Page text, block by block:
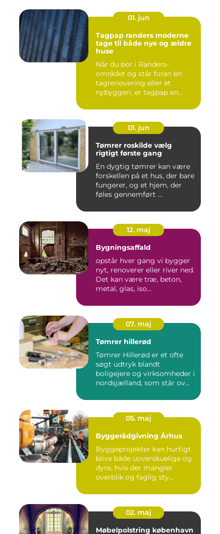
01. jun
Tagpap randers moderne
tage til både nye og ældre
huse
Når du bor i Randers-
området og står foran en
tagrenovering eller et
nybyggeri, er tagpap en
01. jun
Tømrer roskilde vælg
rigtigt første gang
En dygtig tømrer kan være
forskellen på et hus, der bare
fungerer, og et hjem, der
føles gennemført ...
12. maj
Bygningsaffald
opstår hver gang vi bygger
nyt, renoverer eller river ned.
Det kan være træ, beton,
metal, glas, iso...
07. maj
Tømrer hillerød
Tømrer Hillerød er et ofte
søgt udtryk blandt
boligejere og virksomheder i
nordsjælland, som står ov...
05. maj
Byggerådgivning Århus
Byggeprojekter kan hurtigt
blive både uoverskuelige og
dyre, hvis der mangler
overblik og faglig sty...
02. maj
Møbelpolstring københavn